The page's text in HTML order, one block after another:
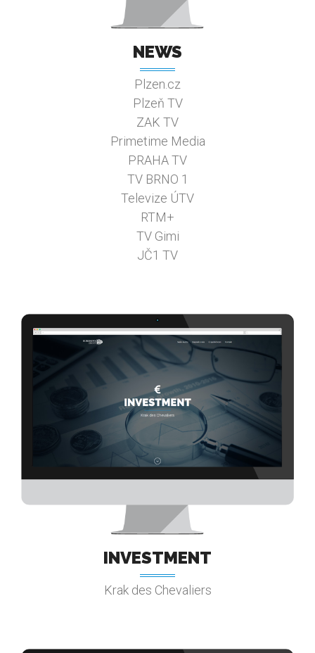
NEWS
Plzen.cz
Plzeň TV
ZAK TV
Primetime Media
PRAHA TV
TV BRNO 1
Televize ÚTV
RTM+
TV Gimi
JČ1 TV
INVESTMENT
Krak des Chevaliers